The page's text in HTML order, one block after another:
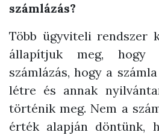
számlázás?
Több ügyviteli rendszer
állapítjuk meg,
számlázás, hogy a
létre és annak
történik meg. Nem a
érték alapján döntünk,